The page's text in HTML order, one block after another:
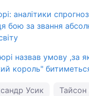
аналітики
бою за звання
назвав умову ,за
король"
Усик